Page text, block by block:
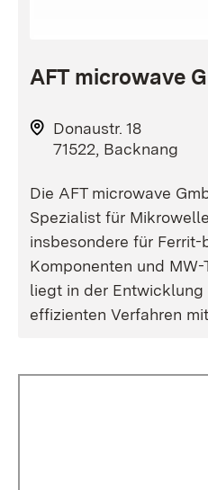
AFT microwave
Donaustr. 18
71522, Backnang
Die AFT microwave
Spezialist für
insbesondere für Ferrit-
Komponenten und
liegt in der
effizienten Verfahren